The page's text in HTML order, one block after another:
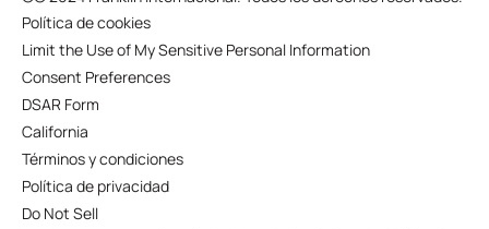
Política de cookies
Limit the Use of My Sensitive Personal Information
Consent Preferences
DSAR Form
California
Términos y condiciones
Política de privacidad
Do Not Sell